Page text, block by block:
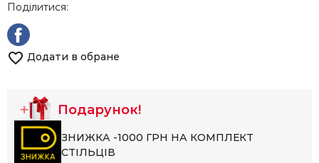
Поділитися:
Додати в обране
Подарунок!
ЗНИЖКА -1000 ГРН НА КОМПЛЕКТ
СТІЛЬЦІВ